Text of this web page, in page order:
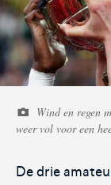
Voetbal.nl
Hét platform voor
Nederland.
Wind en regen
weer vol voor een
De drie